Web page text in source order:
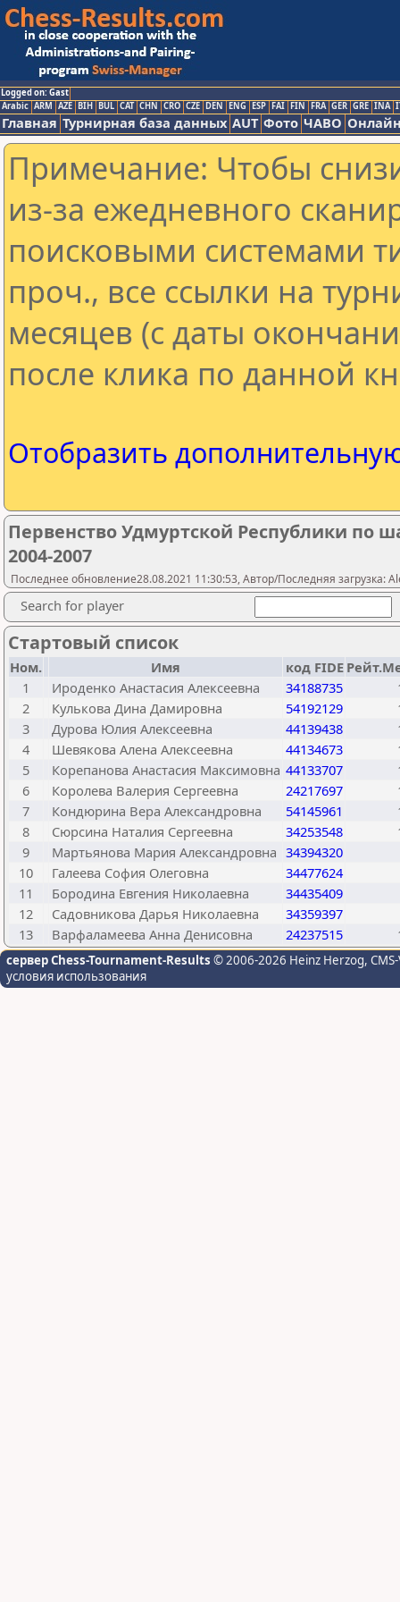
Logged on: Gast
Arabic ARM AZE BIH BUL CAT CHN CRO CZE DEN ENG ESP FAI FIN FRA GER GRE INA
Главная Турнирная база данных AUT Фото ЧАВО
Примечание: Чтобы
из-за ежедневного
поисковыми системами
проч., все ссылки на
месяцев (с даты
после клика по данной
Отобразить
Первенство Удмуртской Республики по
2004-2007
Последнее обновление28.08.2021 11:30:53, Автор/Последняя загрузка:
Search for player
Стартовый список
Ном. Имя код FIDE
1
Ироденко Анастасия Алексеевна 34188735
2
Кулькова Дина Дамировна 54192129
3
Дурова Юлия Алексеевна 44139438
4
Шевякова Алена Алексеевна 44134673
5
Корепанова Анастасия Максимовна 44133707
6
Королева Валерия Сергеевна 24217697
7
Кондюрина Вера Александровна 54145961
8
Сюрсина Наталия Сергеевна 34253548
9
Мартьянова Мария Александровна 34394320
10
Галеева София Олеговна
34477624
11
Бородина Евгения Николаевна
34435409
12
Садовникова Дарья Николаевна
34359397
13
Варфаламеева Анна Денисовна 24237515
сервер Chess-Tournament-Results © 2006-2026 Heinz Herzog,
условия использования